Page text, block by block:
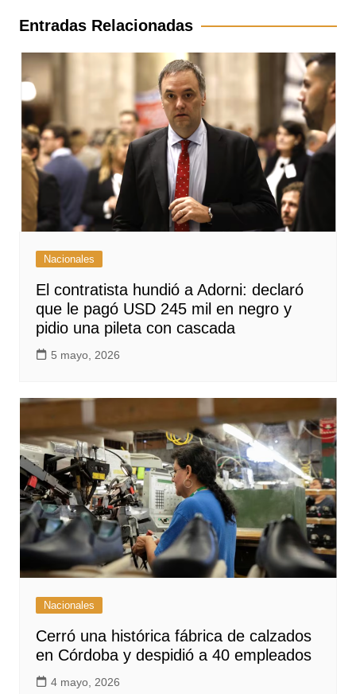
entradas
Entradas Relacionadas
Nacionales
El contratista hundió a Adorni: declaró
que le pagó USD 245 mil en negro y
pidio una pileta con cascada
5 mayo, 2026
Nacionales
Cerró una histórica fábrica de calzados
en Córdoba y despidió a 40 empleados
4 mayo, 2026